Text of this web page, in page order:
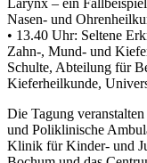
Larynx – ein
Nasen- und
• 13.40 Uhr: Seltene
Zahn-, Mund- und
Schulte, Abteilung für
Kieferheilkunde,
Die Tagung
und Poliklinische
Klinik für Kinder- und